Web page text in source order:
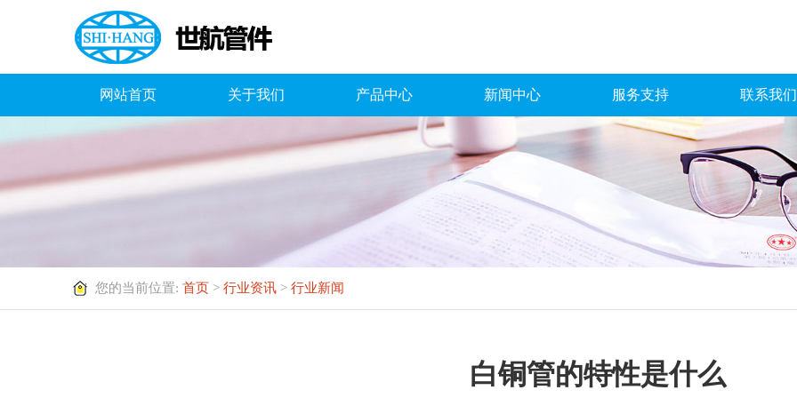
网站首页 关于我们 产品中心 新闻中心 服务支持 联系我们
您的当前位置: 首页 > 行业资讯 > 行业新闻
白铜管的特性是什么